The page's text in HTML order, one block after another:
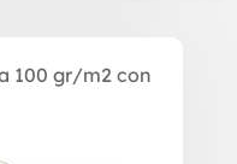
100 gr/m2 con